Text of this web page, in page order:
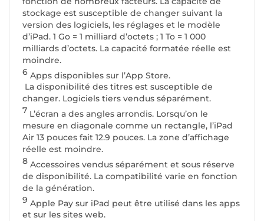
stockage est susceptible de changer suivant la
version des logiciels, les réglages et le modèle
d’iPad. 1 Go = 1 milliard d’octets ; 1 To = 1 000
milliards d’octets. La capacité formatée réelle est
moindre.
6 Apps disponibles sur l’App Store.
La disponibilité des titres est susceptible de
changer. Logiciels tiers vendus séparément.
7 L’écran a des angles arrondis. Lorsqu’on le
mesure en diagonale comme un rectangle, l’iPad
Air 13 pouces fait 12.9 pouces. La zone d’affichage
réelle est moindre.
8 Accessoires vendus séparément et sous réserve
de disponibilité. La compatibilité varie en fonction
de la génération.
9 Apple Pay sur iPad peut être utilisé dans les apps
et sur les sites web.